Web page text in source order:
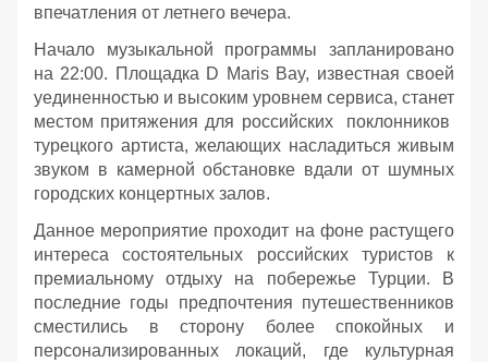
впечатления от летнего вечера.
Начало музыкальной программы запланировано
на 22:00. Площадка D Maris Bay, известная своей
уединенностью и высоким уровнем сервиса, станет
местом притяжения для российских поклонников
турецкого артиста, желающих насладиться живым
звуком в камерной обстановке вдали от шумных
городских концертных залов.
Данное мероприятие проходит на фоне растущего
интереса состоятельных российских туристов к
премиальному отдыху на побережье Турции. В
последние годы предпочтения путешественников
сместились в сторону более спокойных и
персонализированных локаций, где культурная